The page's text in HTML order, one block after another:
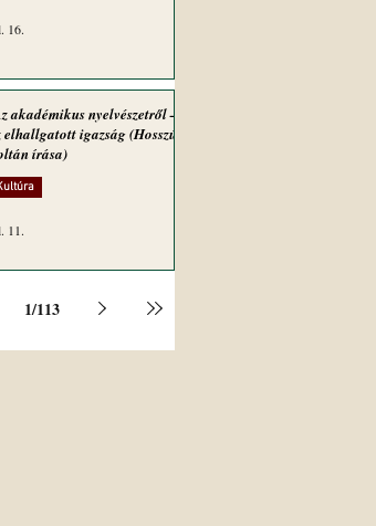
16.
akadémikus nyelvészetről –
elhallgatott igazság (Hosszú
írása)
11.
1/113